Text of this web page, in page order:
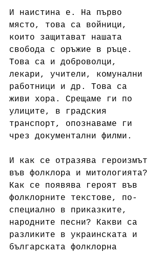
И наистина е. На първо
място, това са войници,
които защитават нашата
свобода с оръжие в ръце.
Това са и доброволци,
лекари, учители, комунални
работници и др. Това са
живи хора. Срещаме ги по
улиците, в градския
транспорт, опознаваме ги
чрез документални филми.
И как се отразява героизмът
във фолклора и митологията?
Как се появява героят във
фолклорните текстове, по-
специално в приказките,
народните песни? Какви са
разликите в украинската и
българската фолклорна